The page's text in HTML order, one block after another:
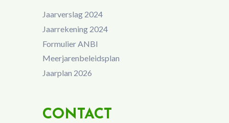
Jaarverslag 2024
Jaarrekening 2024
Formulier ANBI
Meerjarenbeleidsplan
Jaarplan 2026
CONTACT